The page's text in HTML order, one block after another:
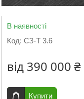
В наявності
Код: СЗ-Т 3.6
від 390 000 ₴
Купити